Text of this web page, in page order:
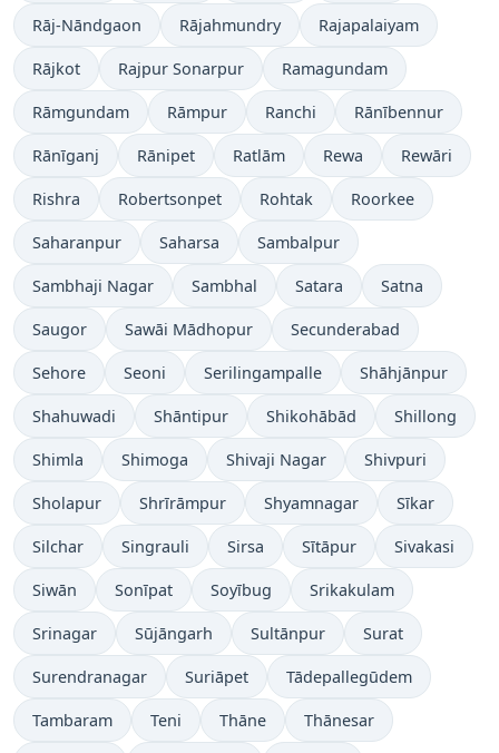
Rāj-Nāndgaon Rājahmundry Rajapalaiyam
Rājkot Rajpur Sonarpur Ramagundam
Rāmgundam Rāmpur Ranchi Rānībennur
Rānīganj Rānipet Ratlām Rewa Rewāri
Rishra Robertsonpet Rohtak Roorkee
Saharanpur Saharsa Sambalpur
Sambhaji Nagar Sambhal Satara Satna
Saugor Sawāi Mādhopur Secunderabad
Sehore Seoni Serilingampalle Shāhjānpur
Shahuwadi Shāntipur Shikohābād Shillong
Shimla Shimoga Shivaji Nagar Shivpuri
Sholapur Shrīrāmpur Shyamnagar Sīkar
Silchar Singrauli Sirsa Sītāpur Sivakasi
Siwān Sonīpat Soyībug Srikakulam
Srinagar Sūjāngarh Sultānpur Surat
Surendranagar Suriāpet Tādepallegūdem
Tambaram Teni Thāne Thānesar